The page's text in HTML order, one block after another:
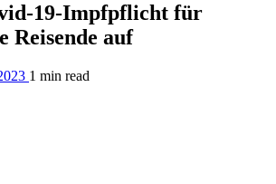
19-Impfpflicht für
Reisende auf
1 min read